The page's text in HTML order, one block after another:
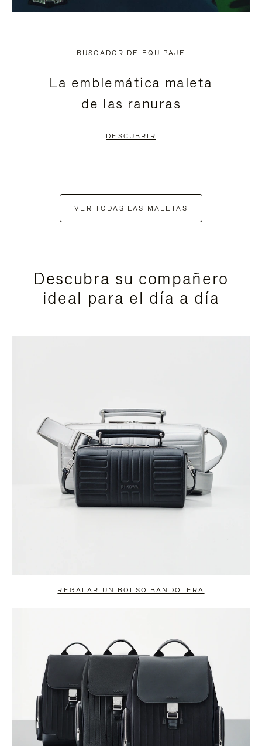
BUSCADOR DE EQUIPAJE
La emblemática maleta
de las ranuras
DESCUBRIR
VER TODAS LAS MALETAS
Descubra su compañero
ideal para el día a día
REGALAR UN BOLSO BANDOLERA